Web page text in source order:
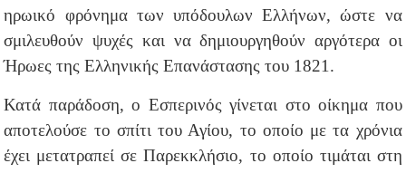
ηρωικό φρόνημα των υπόδουλων Ελλήνων, ώστε να
σμιλευθούν ψυχές και να δημιουργηθούν αργότερα οι
Ήρωες της Ελληνικής Επανάστασης του 1821.
Κατά παράδοση, ο Εσπερινός γίνεται στο οίκημα που
αποτελούσε το σπίτι του Αγίου, το οποίο με τα χρόνια
έχει μετατραπεί σε Παρεκκλήσιο, το οποίο τιμάται στη